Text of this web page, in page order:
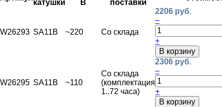
катушки В поставки
W26293 SA11B ~220 Со склада
2206 руб.
–
+
В корзину
W26295 SA11B ~110
Со склада
(комплектация
1..72 часа)
2306 руб.
–
+
В корзину